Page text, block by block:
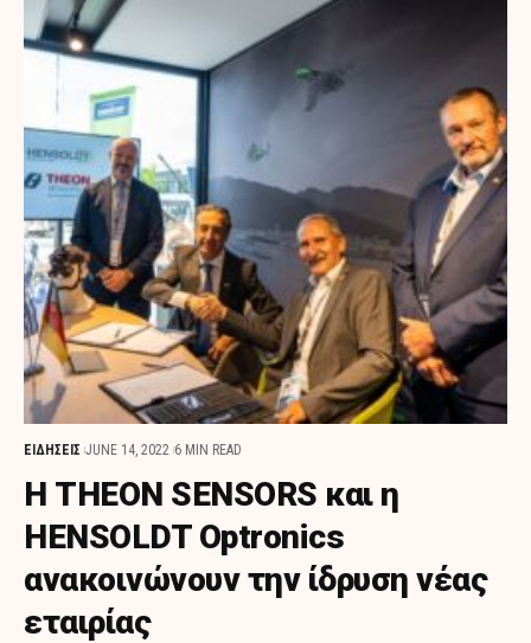
ΕΙΔΗΣΕΙΣ JUNE 14, 2022 6 MIN READ
Η THEON SENSORS και η
HENSOLDT Optronics
ανακοινώνουν την ίδρυση νέας
εταιρίας